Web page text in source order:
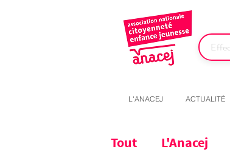
L'ANACEJ ACTUALITÉ
Tout L'Anacej